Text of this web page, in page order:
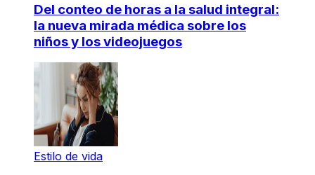
Del conteo de horas a la salud integral:
la nueva mirada médica sobre los
niños y los videojuegos
Estilo de vida